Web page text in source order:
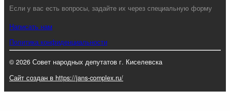
Если у вас есть вопросы, задайте их через специальную форму
Написать нам
Политика конфиденциальности
© 2026 Совет народных депутатов г. Киселевска
Сайт создан в https://jans-complex.ru/